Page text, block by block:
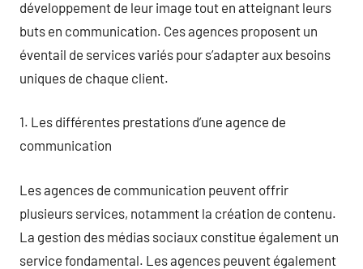
développement de leur image tout en atteignant leurs
buts en communication. Ces agences proposent un
éventail de services variés pour s’adapter aux besoins
uniques de chaque client.
1. Les différentes prestations d’une agence de
communication
Les agences de communication peuvent offrir
plusieurs services, notamment la création de contenu.
La gestion des médias sociaux constitue également un
service fondamental. Les agences peuvent également